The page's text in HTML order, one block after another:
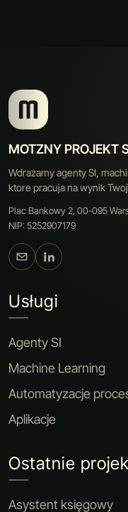
MOTZNY PROJEKT
Wdrazamy agenty SI,
ktore pracuja na wynik
Plac Bankowy 2, 00-095
NIP: 5252907179
Usługi
Agenty SI
Machine Learning
Automatyzacje
Aplikacje
Ostatnie
Asystent księgowy